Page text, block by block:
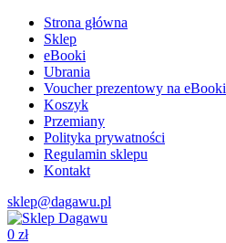
Strona główna
Sklep
eBooki
Ubrania
Voucher prezentowy na eBooki
Koszyk
Przemiany
Polityka prywatności
Regulamin sklepu
Kontakt
sklep@dagawu.pl
0 zł